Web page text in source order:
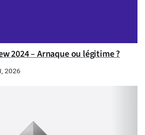
2024 – Arnaque ou légitime ?
2026